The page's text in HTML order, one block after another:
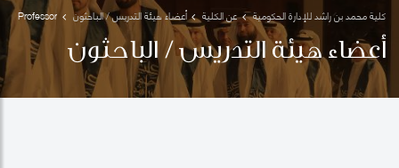
كلية محمد بن راشد للإدارة الحكومية عن الكلية أعضاء هيئة التدريس / الباحثون
Professor
Mark
Esposito
أعضاء هيئة التدريس / الباحثون